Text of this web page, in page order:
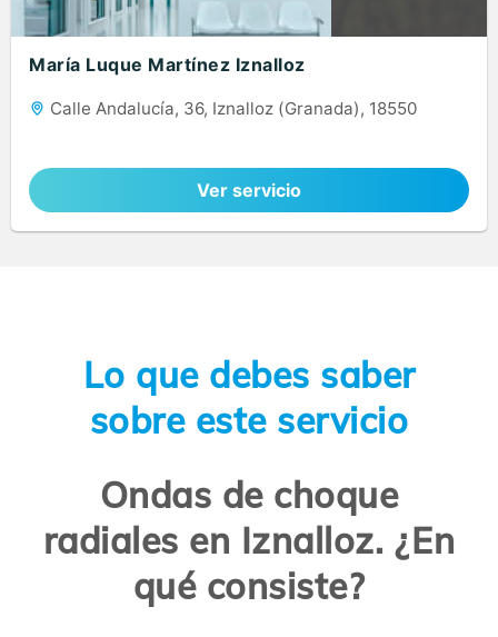
María Luque Martínez Iznalloz
Calle Andalucía, 36, Iznalloz (Granada), 18550
Ver servicio
Lo que debes saber
sobre este servicio
Ondas de choque
radiales en Iznalloz. ¿En
qué consiste?